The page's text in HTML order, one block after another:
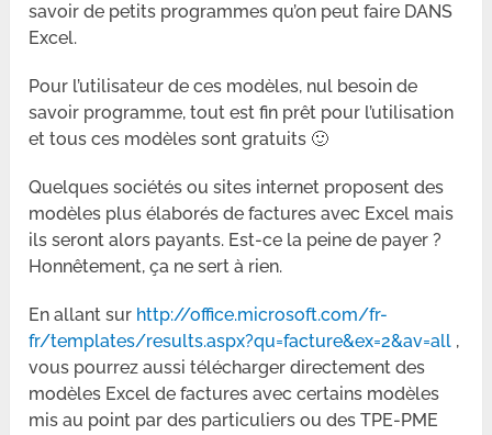
savoir de petits programmes qu’on peut faire DANS
Excel.
Pour l’utilisateur de ces modèles, nul besoin de
savoir programme, tout est fin prêt pour l’utilisation
et tous ces modèles sont gratuits 🙂
Quelques sociétés ou sites internet proposent des
modèles plus élaborés de factures avec Excel mais
ils seront alors payants. Est-ce la peine de payer ?
Honnêtement, ça ne sert à rien.
En allant sur http://office.microsoft.com/fr-
fr/templates/results.aspx?qu=facture&ex=2&av=all ,
vous pourrez aussi télécharger directement des
modèles Excel de factures avec certains modèles
mis au point par des particuliers ou des TPE-PME